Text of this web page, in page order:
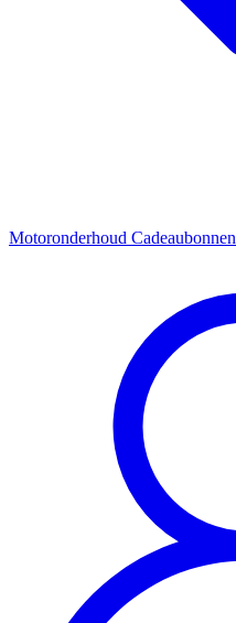
Motoronderhoud Cadeaubonnen